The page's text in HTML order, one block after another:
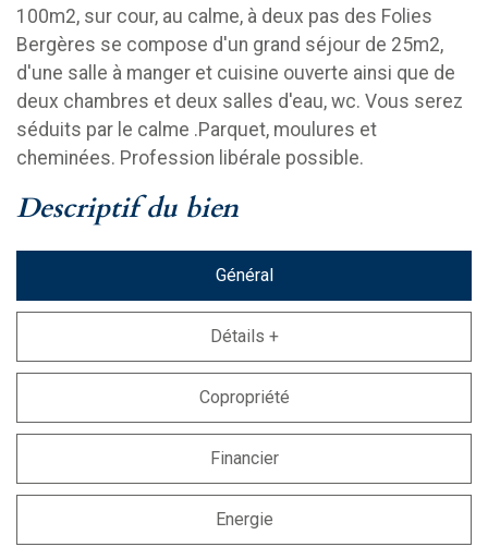
100m2, sur cour, au calme, à deux pas des Folies
Bergères se compose d'un grand séjour de 25m2,
d'une salle à manger et cuisine ouverte ainsi que de
deux chambres et deux salles d'eau, wc. Vous serez
séduits par le calme .Parquet, moulures et
cheminées. Profession libérale possible.
descriptif du bien
Général
Détails +
Copropriété
Financier
Energie